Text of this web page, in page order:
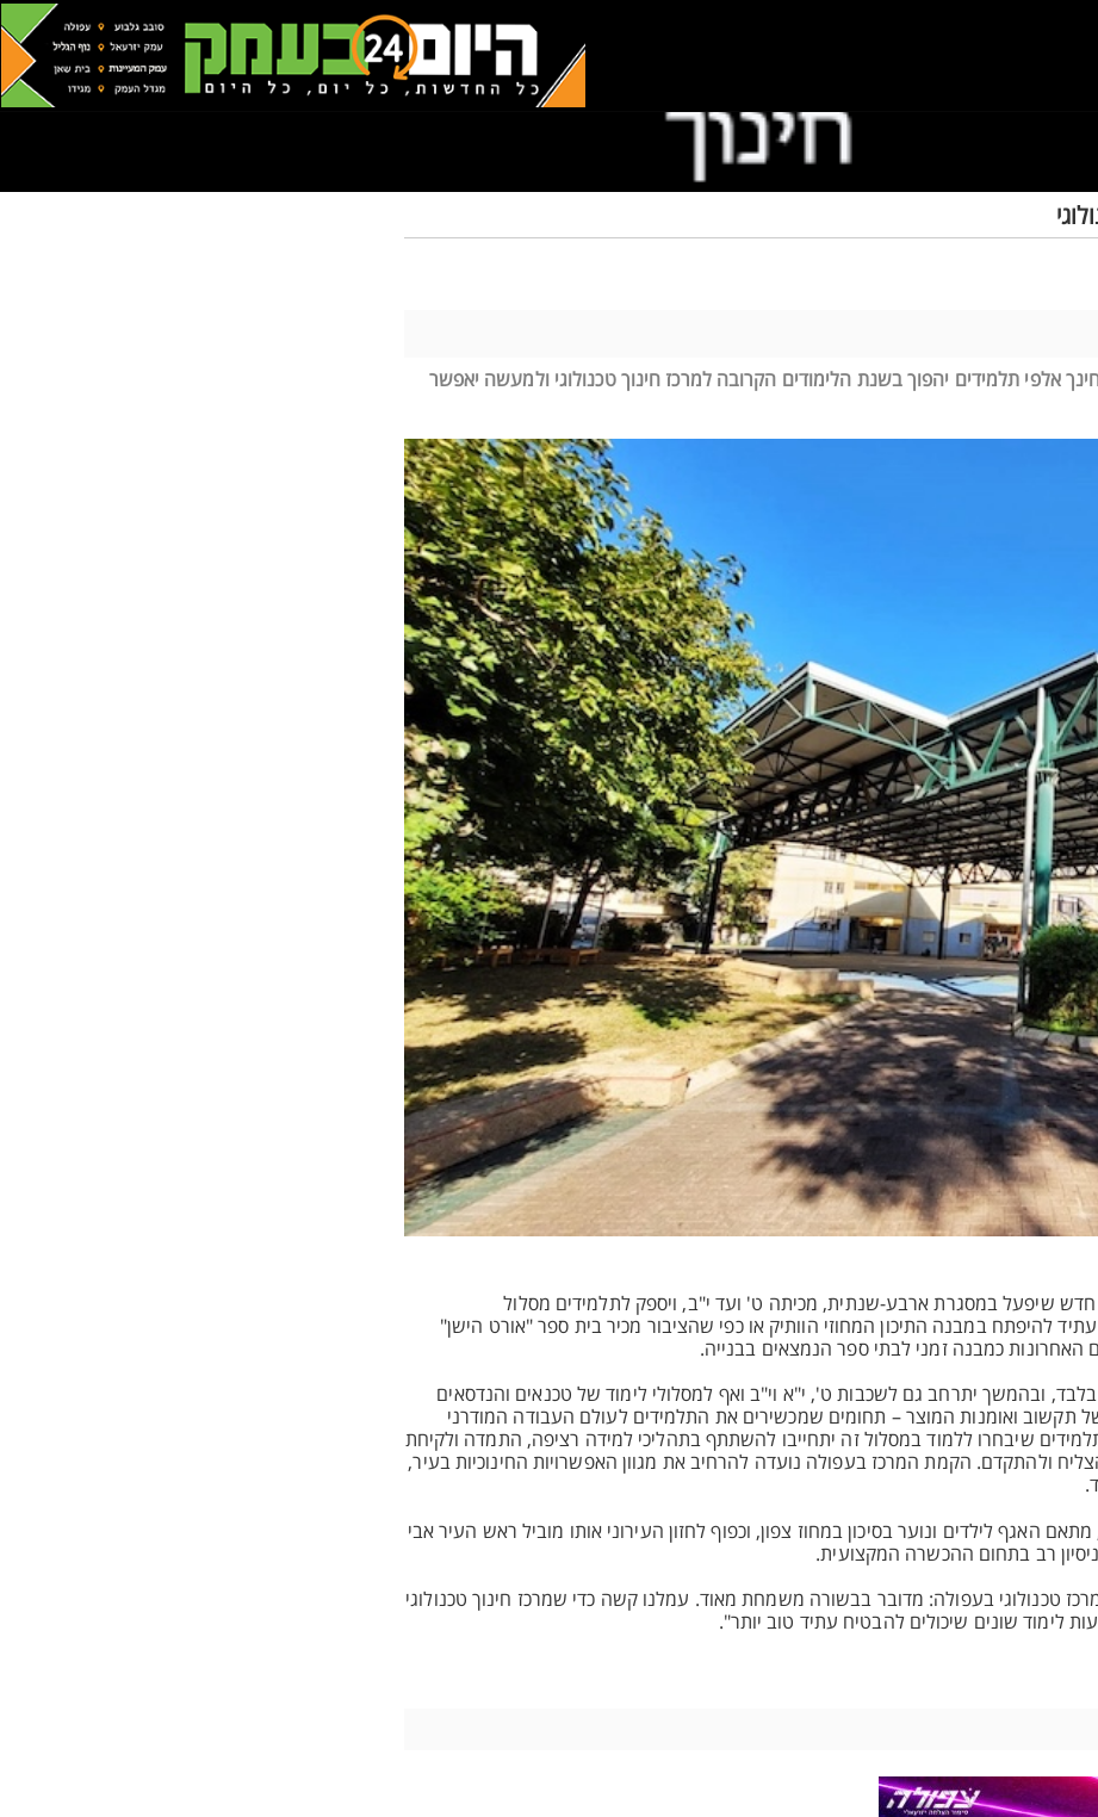
אלפי תלמידים יהפוך בשנת הלימודים הקרובה למרכז חינוך טכנולוגי ולמעשה יאפשר
חדש שיפעל במסגרת ארבע-שנתית, מכיתה ט' ועד י"ב, ויספק לתלמידים מסלול
להיפתח במבנה התיכון המחוזי הוותיק או כפי שהציבור מכיר בית ספר "אורט הישן"
ובהמשך יתרחב גם לשכבות ט', י"א וי"ב ואף למסלולי לימוד של טכנאים והנדסאים
תקשוב ואומנות המוצר – תחומים שמכשירים את התלמידים לעולם העבודה המודרני
שיבחרו ללמוד במסלול זה יתחייבו להשתתף בתהליכי למידה רציפה, התמדה ולקיחת
ולהתקדם. הקמת המרכז בעפולה נועדה להרחיב את מגוון האפשרויות החינוכיות בעיר,
האגף לילדים ונוער בסיכון במחוז צפון, וכפוף לחזון העירוני אותו מוביל ראש העיר אבי
רב בתחום ההכשרה המקצועית.
טכנולוגי בעפולה: מדובר בבשורה משמחת מאוד. עמלנו קשה כדי שמרכז חינוך טכנולוגי
לימוד שונים שיכולים להבטיח עתיד טוב יותר".